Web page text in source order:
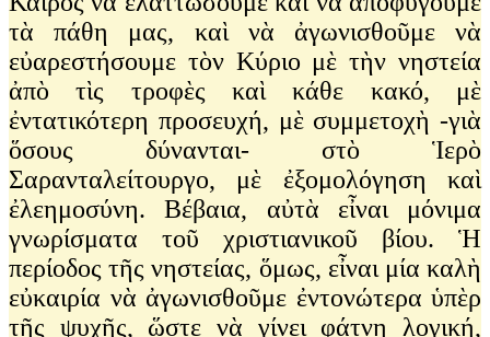
τὰ πάθη μας, καὶ νὰ ἀγωνισθοῦμε νὰ
εὐαρεστήσουμε τὸν Κύριο μὲ τὴν νηστεία
ἀπὸ τὶς τροφὲς καὶ κάθε κακό, μὲ
ἐντατικότερη προσευχή, μὲ συμμετοχὴ -γιὰ
ὅσους δύνανται- στὸ Ἱερὸ
Σαρανταλείτουργο, μὲ ἐξομολόγηση καὶ
ἐλεημοσύνη. Βέβαια, αὐτὰ εἶναι μόνιμα
γνωρίσματα τοῦ χριστιανικοῦ βίου. Ἡ
περίοδος τῆς νηστείας, ὅμως, εἶναι μία καλὴ
εὐκαιρία νὰ ἀγωνισθοῦμε ἐντονώτερα ὑπὲρ
τῆς ψυχῆς, ὥστε νὰ γίνει φάτνη λογική,